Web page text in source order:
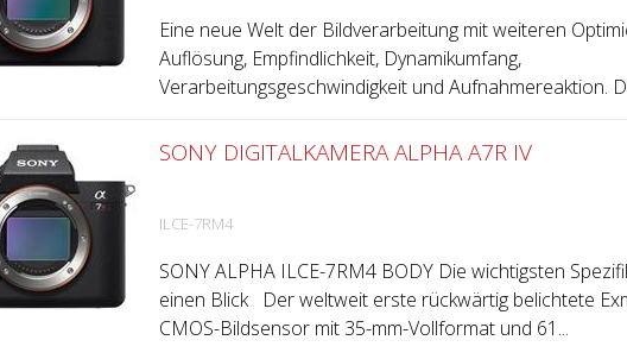
Eine neue Welt der Bildverarbeitung mit weiteren
Auflösung, Empfindlichkeit, Dynamikumfang,
Verarbeitungsgeschwindigkeit und Aufnahmereaktion.
SONY DIGITALKAMERA ALPHA A7R IV
ILCE-7RM4
SONY ALPHA ILCE-7RM4 BODY Die wichtigsten
einen Blick Der weltweit erste rückwärtig belichtete
CMOS-Bildsensor mit 35-mm-Vollformat und 61...